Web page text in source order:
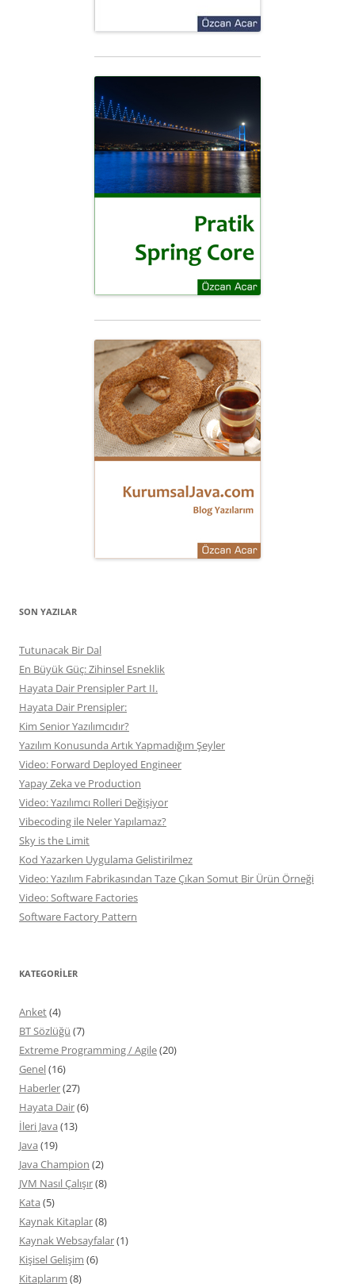
SON YAZILAR
Tutunacak Bir Dal
En Büyük Güç: Zihinsel Esneklik
Hayata Dair Prensipler Part II.
Hayata Dair Prensipler:
Kim Senior Yazılımcıdır?
Yazılım Konusunda Artık Yapmadığım Şeyler
Video: Forward Deployed Engineer
Yapay Zeka ve Production
Video: Yazılımcı Rolleri Değişiyor
Vibecoding ile Neler Yapılamaz?
Sky is the Limit
Kod Yazarken Uygulama Gelistirilmez
Video: Yazılım Fabrikasından Taze Çıkan Somut Bir Ürün Örneği
Video: Software Factories
Software Factory Pattern
KATEGORILER
Anket(4)
BT Sözlüğü (7)
Extreme Programming / Agile(20)
Genel(16)
Haberler(27)
Hayata Dair(6)
İleri Java (13)
Java (19)
Java Champion (2)
JVM Nasıl Çalışır(8)
Kata (5)
Kaynak Kitaplar(8)
Kaynak Websayfalar(1)
Kişisel Gelişim (6)
Kitaplarım (8)